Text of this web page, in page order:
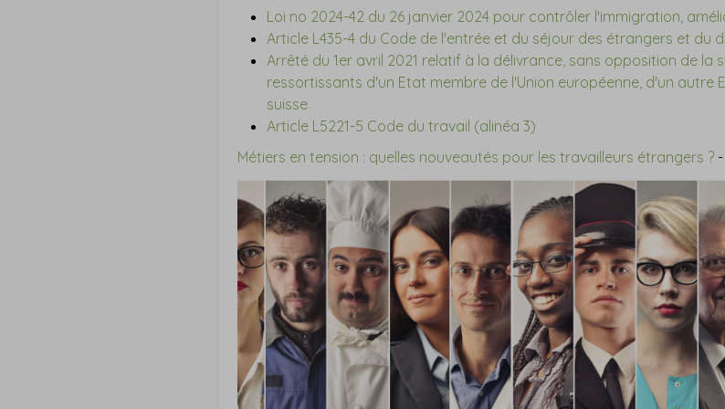
Loi no 2024-42 du 26 janvier 2024 pour contrôler l'immigration,
Article L435-4 du Code de l'entrée et du séjour des étrangers et du
Arrêté du 1er avril 2021 relatif à la délivrance, sans opposition de
ressortissants d'un Etat membre de l'Union européenne, d'un
suisse
Article L5221-5 Code du travail (alinéa 3)
Métiers en tension : quelles nouveautés pour les travailleurs étrangers ?